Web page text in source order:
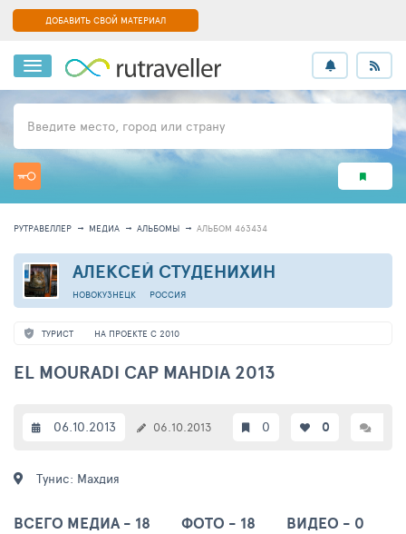
ДОБАВИТЬ СВОЙ МАТЕРИАЛ
Введите место, город или страну
РУТРАВЕЛЛЕР МЕДИА АЛЬБОМЫ АЛЬБОМ 463434
АЛЕКСЕЙ СТУДЕНИХИН
НОВОКУЗНЕЦК РОССИЯ
ТУРИСТ НА ПРОЕКТЕ С 2010
EL MOURADI CAP MAHDIA 2013
06.10.2013 06.10.2013 0 0
Тунис: Махдия
ВСЕГО МЕДИА - 18 ФОТО - 18 ВИДЕО - 0